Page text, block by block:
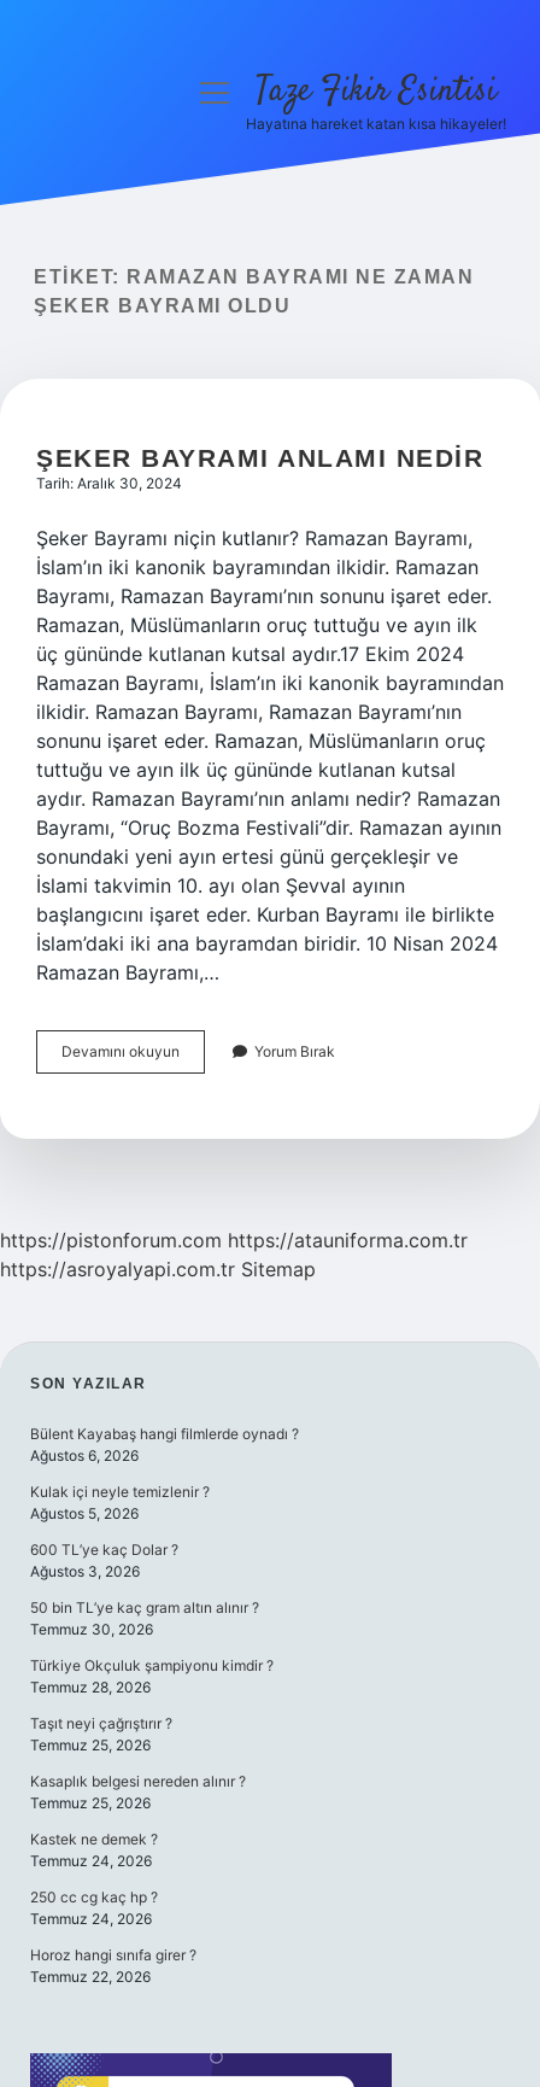
Yasal Uyarı
menüyüTaze Fikir Esintisi
Hayatına hareket katan kısa hikayeler!
ETIKET:
RAMAZAN BAYRAMI NE ZAMAN
ŞEKER BAYRAMI OLDU
ŞEKER BAYRAMI ANLAMI NEDIR
Tarih: Aralık 30, 2024
Şeker Bayramı niçin kutlanır? Ramazan Bayramı,
İslam’ın iki kanonik bayramından ilkidir. Ramazan
Bayramı, Ramazan Bayramı’nın sonunu işaret eder.
Ramazan, Müslümanların oruç tuttuğu ve ayın ilk
üç gününde kutlanan kutsal aydır.17 Ekim 2024
Ramazan Bayramı, İslam’ın iki kanonik bayramından
ilkidir. Ramazan Bayramı, Ramazan Bayramı’nın
sonunu işaret eder. Ramazan, Müslümanların oruç
tuttuğu ve ayın ilk üç gününde kutlanan kutsal
aydır. Ramazan Bayramı’nın anlamı nedir? Ramazan
Bayramı, “Oruç Bozma Festivali”dir. Ramazan ayının
sonundaki yeni ayın ertesi günü gerçekleşir ve
İslami takvimin 10. ayı olan Şevval ayının
başlangıcını işaret eder. Kurban Bayramı ile birlikte
İslam’daki iki ana bayramdan biridir. 10 Nisan 2024
Ramazan Bayramı,…
Devamını okuyun
Bayramı
Yorum Bırak
https://pistonforum.com https://atauniforma.com.tr
https://asroyalyapi.com.tr Sitemap
SIDEBAR
SON YAZILAR
Bülent Kayabaş hangi filmlerde oynadı ?
Ağustos 6, 2026
Kulak içi neyle temizlenir ?
Ağustos 5, 2026
600 TL’ye kaç Dolar ?
Ağustos 3, 2026
50 bin TL’ye kaç gram altın alınır ?
Temmuz 30, 2026
Türkiye Okçuluk şampiyonu kimdir ?
Temmuz 28, 2026
Taşıt neyi çağrıştırır ?
Temmuz 25, 2026
Kasaplık belgesi nereden alınır ?
Temmuz 25, 2026
Kastek ne demek ?
Temmuz 24, 2026
250 cc cg kaç hp ?
Temmuz 24, 2026
Horoz hangi sınıfa girer ?
Temmuz 22, 2026